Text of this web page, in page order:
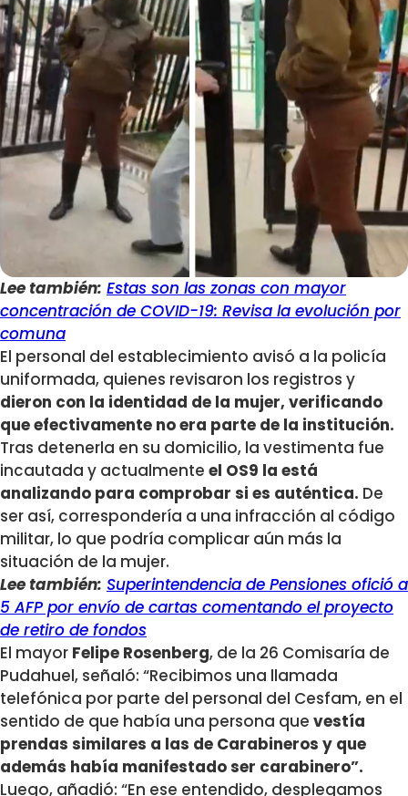
Lee también: Estas son las zonas con mayor
concentración de COVID-19: Revisa la evolución por
comuna
El personal del establecimiento avisó a la policía
uniformada, quienes revisaron los registros y
dieron con la identidad de la mujer, verificando
que efectivamente no era parte de la institución.
Tras detenerla en su domicilio, la vestimenta fue
incautada y actualmente el OS9 la está
analizando para comprobar si es auténtica. De
ser así, correspondería a una infracción al código
militar, lo que podría complicar aún más la
situación de la mujer.
Lee también: Superintendencia de Pensiones ofició a
5 AFP por envío de cartas comentando el proyecto
de retiro de fondos
El mayor Felipe Rosenberg, de la 26 Comisaría de
Pudahuel, señaló: “Recibimos una llamada
telefónica por parte del personal del Cesfam, en el
sentido de que había una persona que vestía
prendas similares a las de Carabineros y que
además había manifestado ser carabinero”.
Luego, añadió: “En ese entendido, desplegamos